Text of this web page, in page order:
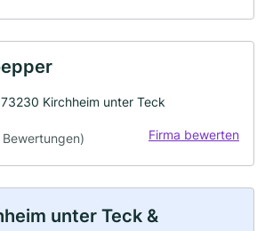
Kirchheim unter Teck
Bewertungen) Firma bewerten
unter Teck &